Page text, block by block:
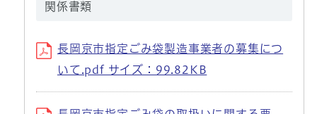
関係書類
長岡京市指定ごみ袋製造事業者の募集につ
いて.pdf サイズ：99.82KB